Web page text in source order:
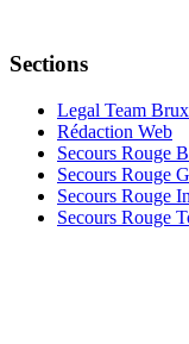
Sections
Legal Team
Rédaction Web
Secours Rouge
Secours Rouge
Secours Rouge
Secours Rouge